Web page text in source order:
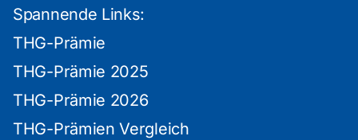
Spannende Links:
THG-Prämie
THG-Prämie 2025
THG-Prämie 2026
THG-Prämien Vergleich